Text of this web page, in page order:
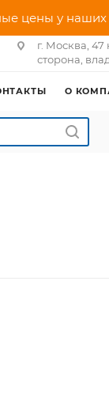
цены у
г. Москва,
сторона,
О